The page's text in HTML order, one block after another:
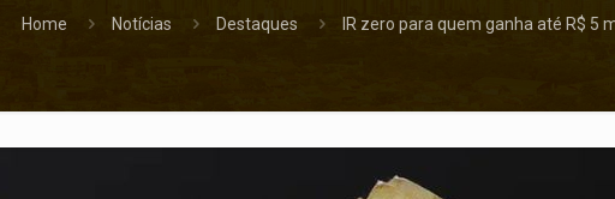
Home Notícias Destaques IR zero para quem ganha até R$ 5